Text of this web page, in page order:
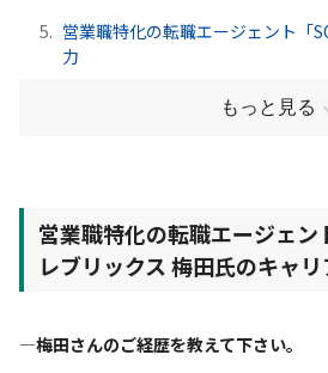
5. 営業職特化の転職エージェント「
力
もっと見る
営業職特化の転職エージェン
レブリックス 梅田氏のキャ
—梅田さんのご経歴を教えて下さい。